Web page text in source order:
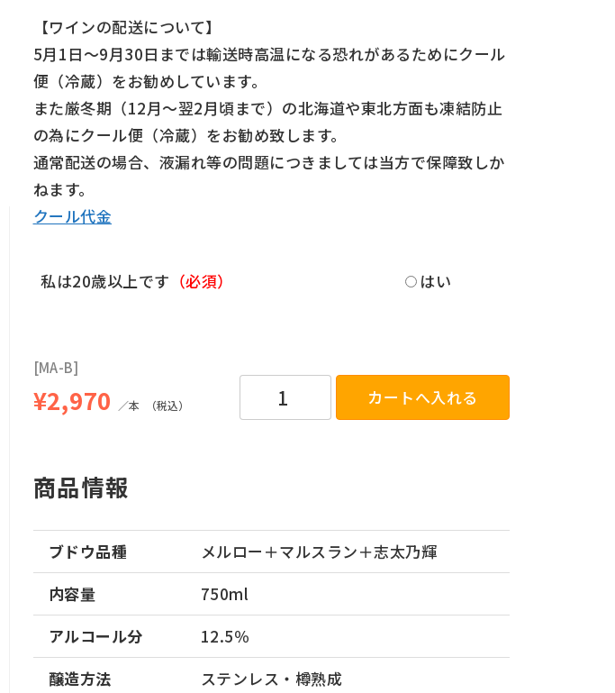
【ワインの配送について】
5月1日～9月30日までは輸送時高温になる恐れがあるためにクール
便（冷蔵）をお勧めしています。
また厳冬期（12月～翌2月頃まで）の北海道や東北方面も凍結防止
の為にクール便（冷蔵）をお勧め致します。
通常配送の場合、液漏れ等の問題につきましては当方で保障致しか
ねます。
クール代金
私は20歳以上です はい
[MA-B]
¥2,970 ／本 （税込）
商品情報
ブドウ品種
メルロー＋マルスラン＋志太乃輝
内容量
750ml
アルコール分
12.5％
醸造方法
ステンレス・樽熟成